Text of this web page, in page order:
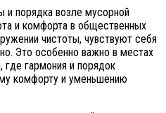
и порядка возле мусорной
и комфорта в общественных
чистоты, чувствуют себя
Это особенно важно в местах
гармония и порядок
комфорту и уменьшению